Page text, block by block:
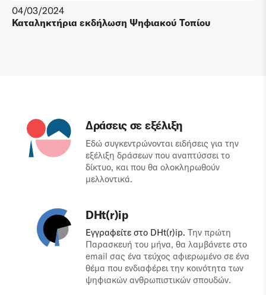
04/03/2024
Καταληκτήρια εκδήλωση Ψηφιακού Τοπίου
Δράσεις σε εξέλιξη
Εδώ συγκεντρώνονται ειδήσεις για την
εξέλιξη δράσεων που αναπτύσσει το
δίκτυο, και που θα ολοκληρωθούν
μελλοντικά.
DHt(r)ip
Εγγραφείτε στο DHt(r)ip. Την πρώτη
Παρασκευή του μήνα, θα λαμβάνετε στο
email σας ένα τεύχος αφιερωμένο σε ένα
θέμα που ενδιαφέρει την κοινότητα των
ψηφιακών ανθρωπιστικών σπουδών.